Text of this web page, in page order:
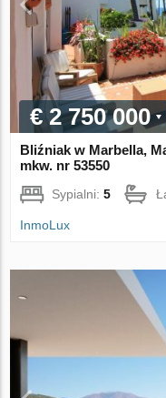
€ 2 750 000
Bliźniak w Marbella,
mkw. nr 53550
Sypialni:5
InmoLux